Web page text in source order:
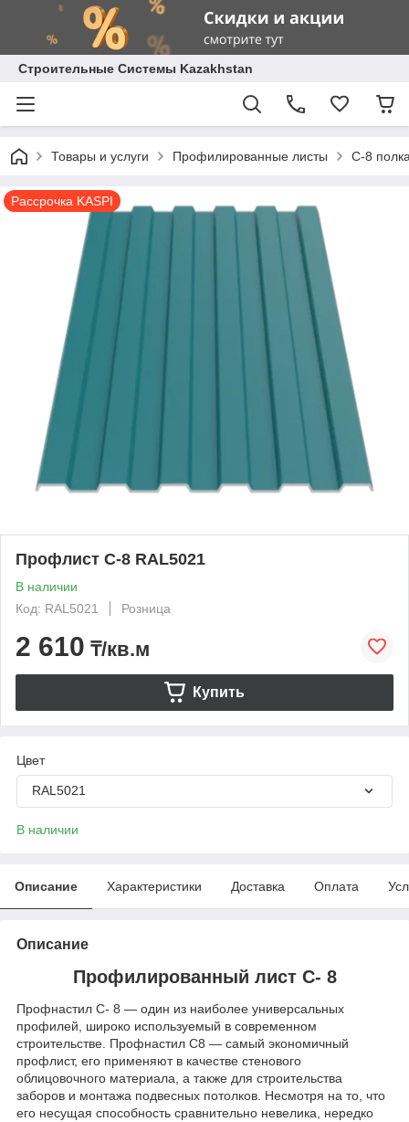
Строительные Системы Kazakhstan
Товары и услуги Профилированные листы С-8
Рассрочка KASPI
Профлист С-8 RAL5021
В наличии
Код: RAL5021
Розница
2 610 ₸/кв.м
Купить
Цвет
RAL5021
В наличии
Описание Характеристики Доставка Оплата
Описание
Профилированный лист С- 8
Профнастил С- 8 — один из наиболее универсальных
профилей, широко используемый в современном
строительстве. Профнастил С8 — самый экономичный
профлист, его применяют в качестве стенового
облицовочного материала, а также для строительства
заборов и монтажа подвесных потолков. Несмотря на то, что
его несущая способность сравнительно невелика, нередко